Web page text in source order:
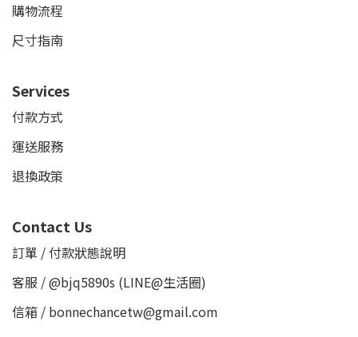
購物流程
尺寸指南
Services
付款方式
運送服務
退換政策
Contact Us
訂單 / 付款狀態說明
客服 /@bjq5890s (LINE@生活圈)
信箱 / bonnechancetw@gmail.com